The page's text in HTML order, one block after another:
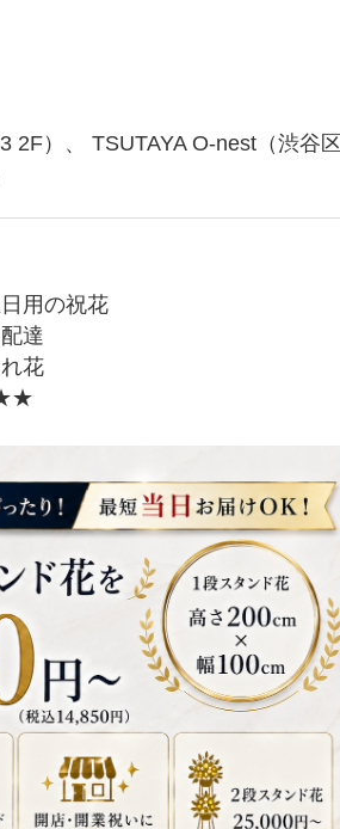
2F）、 TSUTAYA O-nest（渋谷区
用の祝花
達
花
★★